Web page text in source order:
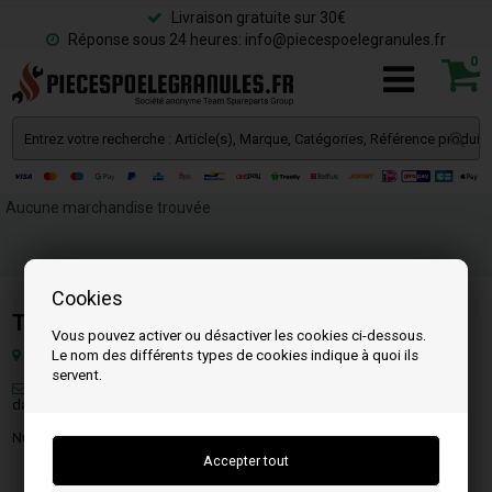
Cookies
Vous pouvez activer ou désactiver les cookies ci-dessous.
Le nom des différents types de cookies indique à quoi ils
servent.
Livraison gratuite sur 30€
Réponse sous 24 heures: info@piecespoelegranules.fr
0
Aucune marchandise trouvée
Team SpareParts Group ApS
Klejsgaardvej 19a, 7130 Juelsminde, Danemark
dans les 24 heures en semaine)
Numéro Fiscal: DK-35862803